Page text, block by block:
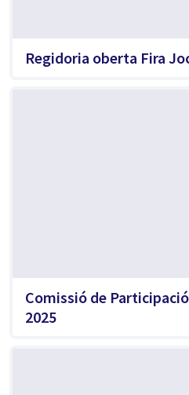
Regidoria oberta Fira
Comissió de
2025